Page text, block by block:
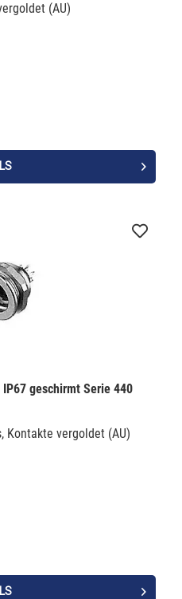
(AU)
geschirmt Serie 440
Kontakte vergoldet (AU)